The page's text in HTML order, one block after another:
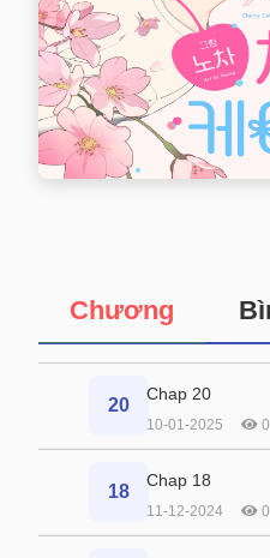
Chương
20
Chap 20
10-01-2025 0
18
Chap 18
11-12-2024 0